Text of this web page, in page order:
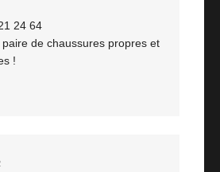
24 64
paire de chaussures propres et
!